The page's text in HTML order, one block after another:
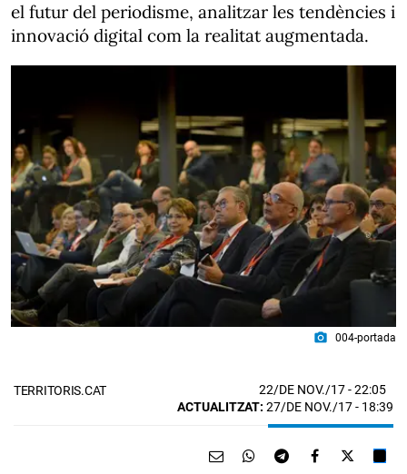
el futur del periodisme, analitzar les tendències i
innovació digital com la realitat augmentada.
photo_camera 004-portada
TERRITORIS.CAT 22/DE NOV./17- 22:05
ACTUALITZAT: 27/DE NOV./17 - 18:39